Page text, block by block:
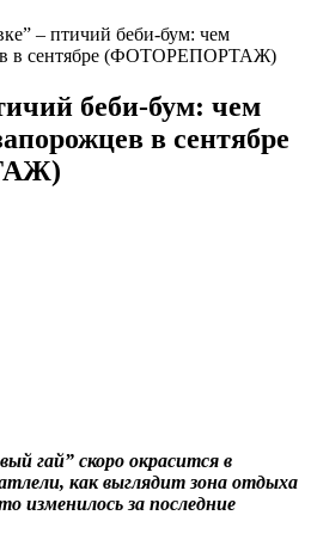
– птичий беби-бум: чем
в сентябре (ФОТОРЕПОРТАЖ)
беби-бум: чем
в сентябре
гай” скоро окрасится в
как выглядит зона отдыха
изменилось за последние